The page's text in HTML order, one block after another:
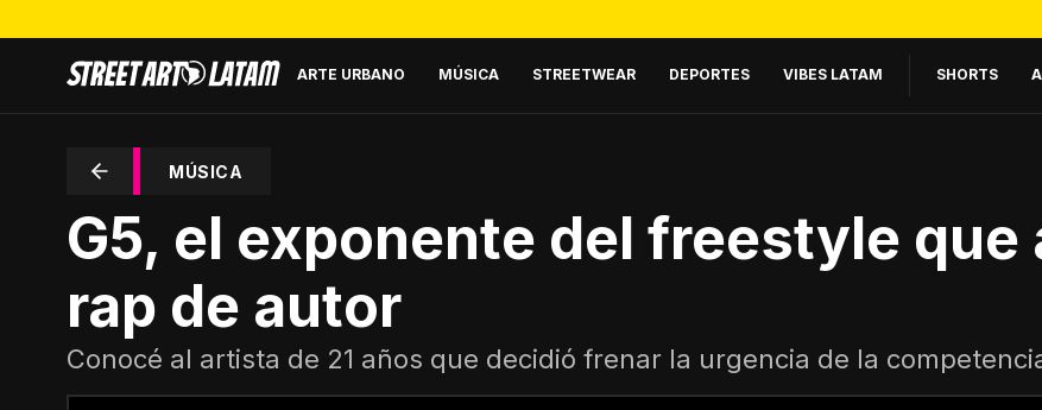
ARTE URBANO MÚSICA STREETWEAR DEPORTES VIBES LATAM SHORTS
MÚSICA
G5, el exponente del freestyle que
rap de autor
Conocé al artista de 21 años que decidió frenar la urgencia de la